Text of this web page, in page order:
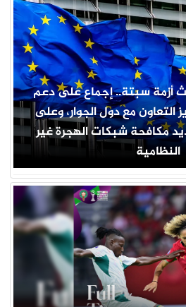
أزمة سبتة.. إجماع على دعم
التعاون مع دول الجوار، وعلى
مكافحة شبكات الهجرة غير
النظامية